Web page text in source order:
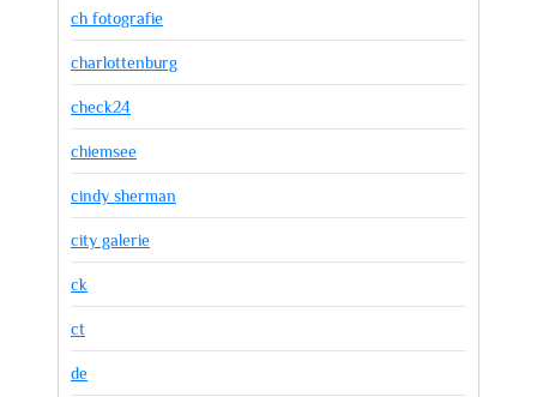
ch fotografie
charlottenburg
check24
chiemsee
cindy sherman
city galerie
ck
ct
de